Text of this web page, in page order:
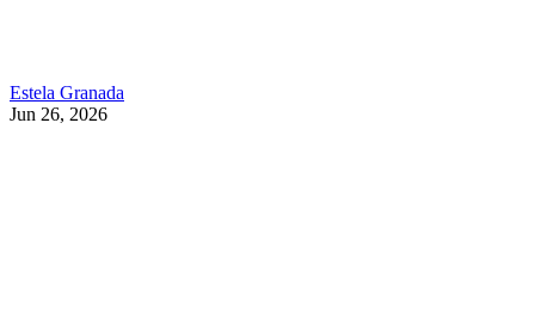
Estela Granada
Jun 26, 2026